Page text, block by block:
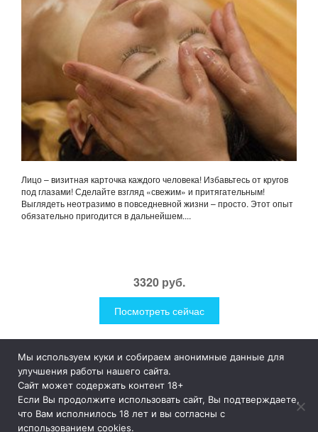
Лицо – визитная карточка каждого человека! Избавьтесь от кругов
под глазами! Сделайте взгляд «свежим» и притягательным!
Выглядеть неотразимо в повседневной жизни – просто. Этот опыт
обязательно пригодится в дальнейшем....
3320 руб.
Посмотреть сейчас
1Like
© 20191Like– это необычные и прикольные подарки для
дома и улицы, интересная посуда, уникальные и необычные
Мы используем куки и собираем анонимные данные для
улучшения работы нашего сайта.
Сайт может содержать контент 18+
Если Вы продолжите использовать сайт, Вы подтверждаете,
что Вам исполнилось 18 лет и вы согласны с
использованием cookies.